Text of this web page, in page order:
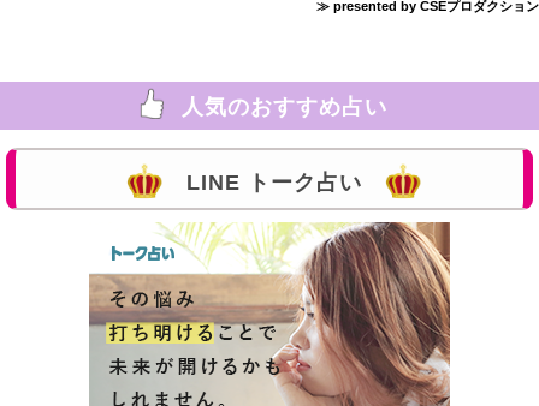
≫ presented by CSEプロダクション
人気のおすすめ占い
LINE トーク占い